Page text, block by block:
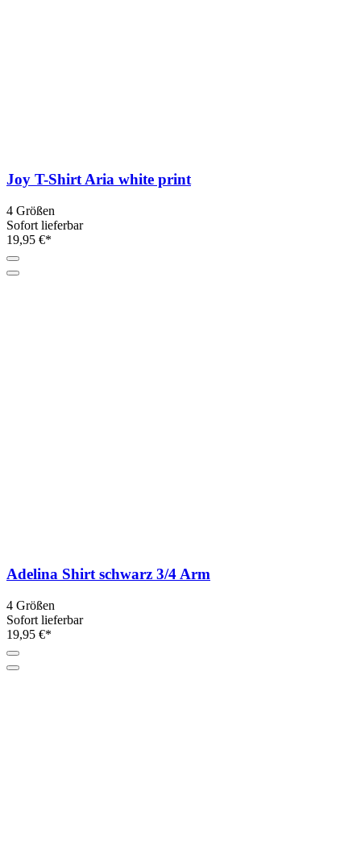
Joy T-Shirt Aria white print
4 Größen
Sofort lieferbar
19,95 €*
Adelina Shirt schwarz 3/4 Arm
4 Größen
Sofort lieferbar
19,95 €*